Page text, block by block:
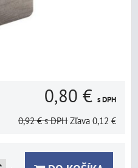
0,80 € s DPH
0,92 € s DPH Zľava 0,12 €